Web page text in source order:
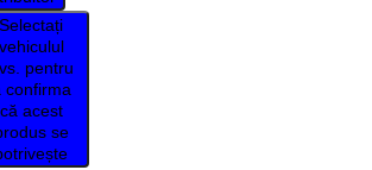
Selectați
vehiculul
pentru
confirma
că acest
se